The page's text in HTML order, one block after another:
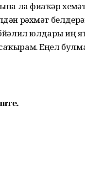
ла фиҙаҡәр
рәхмәт
юлдары иң
Еңел